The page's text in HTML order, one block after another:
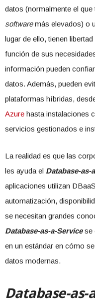
datos (normalmente el
softwaremás elevados) o
lugar de ello, tienen
función de sus
información pueden
datos. Además, pueden
plataformas híbridas,
Azure hasta instalaciones
servicios gestionados e
La realidad es que las
les ayuda el Database-as-
aplicaciones utilizan
automatización,
se necesitan grandes
Database-as-a-Servicese
en un estándar en cómo
datos modernas.
Database-as-